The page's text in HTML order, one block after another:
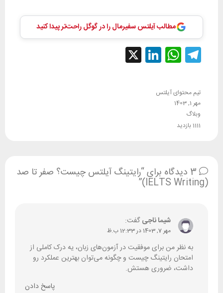
مطالب آیلتس سفیرمال را در گوگل راحت‌تر پیدا کنید
Telegram
WhatsApp
LinkedIn
تیم محتوای آیلتس
مهر 1, 1403
وبلاگ
1111 بازدید
3 دیدگاه برای “رایتینگ آیلتس چیست؟ صفر تا صد
(IELTS Writing)”
شیما ناجی گفت:
مهر 7, 1403 در 12:33 ب.ظ
به نظر من برای موفقیت در آزمون‌های زبان، یه درک کاملی از
امتحان رایتینگ چیست و چگونه می‌توان بهترین عملکرد رو
داشت، ضروری هستش.
پاسخ دادن